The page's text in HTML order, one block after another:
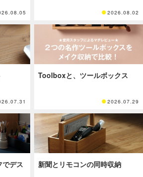
2026.08.02
Toolboxと、ツールボックス
2026.07.29
デス
新聞とリモコンの同時収納